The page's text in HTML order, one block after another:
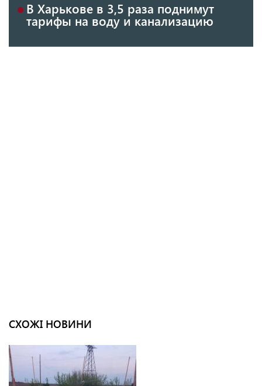
В Харькове в 3,5 раза поднимут
тарифы на воду и канализацию
СХОЖІ НОВИНИ